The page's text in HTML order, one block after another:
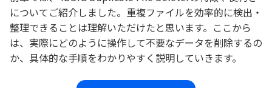
についてご紹介しました。重複ファイルを効率的に検出・
整理できることは理解いただけたと思います。ここから
は、実際にどのように操作して不要なデータを削除するの
か、具体的な手順をわかりやすく説明していきます。